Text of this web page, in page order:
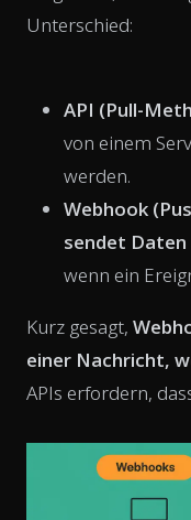
Unterschied:
API (Pull-
von einem
werden.
Webhook
sendet Daten
wenn ein
Kurz gesagt,
einer Nachricht,
APIs erfordern,